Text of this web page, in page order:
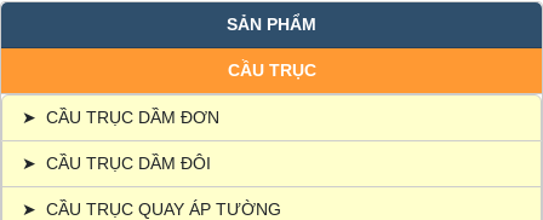
SẢN PHẨM
CẦU TRỤC
➤ CẦU TRỤC DẦM ĐƠN
➤ CẦU TRỤC DẦM ĐÔI
➤ CẦU TRỤC QUAY ÁP TƯỜNG